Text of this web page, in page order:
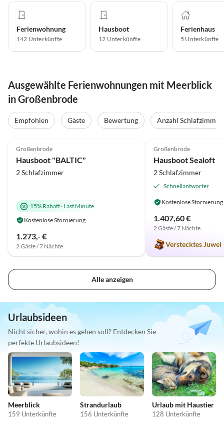
Ferienwohnung
142 Unterkünfte
Hausboot
12 Unterkünfte
Ferienhaus
5 Unterkünfte
Ausgewählte Ferienwohnungen mit Meerblick
in Großenbrode
Empfohlen Gäste Bewertung Anzahl Schlafzimmer
Großenbrode
Hausboot "BALTIC"
2 Schlafzimmer
15% Rabatt· Last Minute
Kostenlose Stornierung
1.273,- €
2 Gäste / 7 Nächte
Großenbrode
Hausboot Sealoft
2 Schlafzimmer
Schnellantworter
Kostenlose Stornierung
1.407,60 €
2 Gäste / 7 Nächte
Verstecktes Juwel
Alle anzeigen
Urlaubsideen
Nicht sicher, wohin es gehen soll? Entdecken Sie
perfekte Urlaubsideen!
Meerblick
159 Unterkünfte
Strandurlaub
156 Unterkünfte
Urlaub mit Haustier
128 Unterkünfte